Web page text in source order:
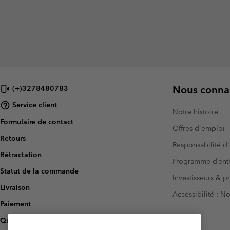
(+)3278480783
Service client
Formulaire de contact
Retours
Rétractation
Statut de la commande
Livraison
Paiement
Questions fréquentes
Nous
Notre histoire
Offres d'emploi
Responsabilité
Programme
Investisseurs &
Accessibilité :